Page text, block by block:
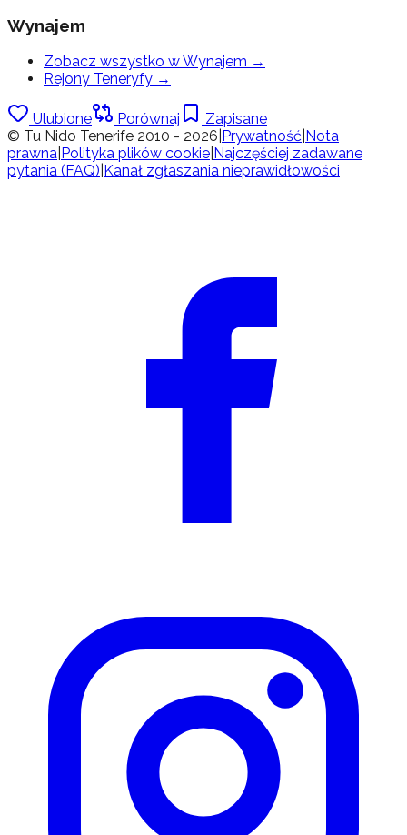
Wynajem
Zobacz wszystko w Wynajem →
Rejony Teneryfy →
Ulubione Porównaj
Zapisane
© Tu Nido Tenerife 2010 - 2026 Prywatność Nota
prawna Polityka plików cookie Najczęściej zadawane
pytania (FAQ) Kanał zgłaszania nieprawidłowości